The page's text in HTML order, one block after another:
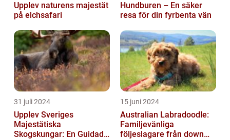
Upplev naturens majestät
på elchsafari
Hundburen – En säker
resa för din fyrbenta vän
31 juli 2024
Upplev Sveriges
Majestätiska
Skogskungar: En Guidad
15 juni 2024
Australian Labradoodle:
Familjevänliga
följeslagare från down